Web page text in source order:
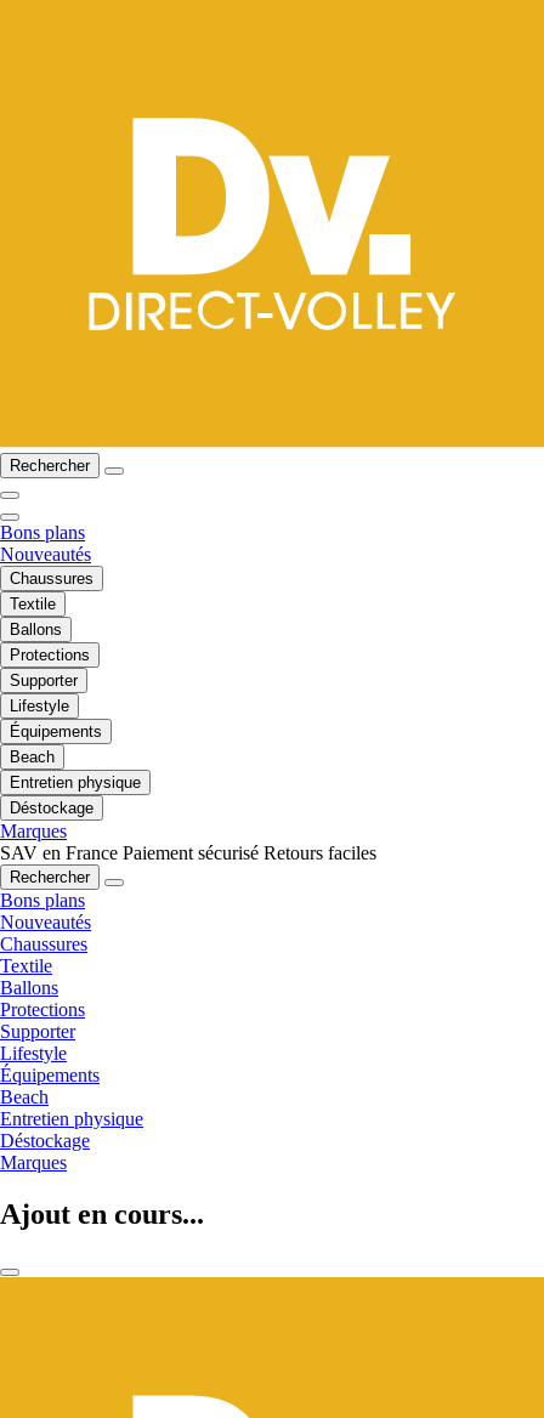
Rechercher
Bons plans
Nouveautés
Chaussures
Textile
Ballons
Protections
Supporter
Lifestyle
Équipements
Beach
Entretien physique
Déstockage
Marques
SAV en France Paiement sécurisé Retours faciles
Rechercher
Bons plans
Nouveautés
Chaussures
Textile
Ballons
Protections
Supporter
Lifestyle
Équipements
Beach
Entretien physique
Déstockage
Marques
Ajout en cours...